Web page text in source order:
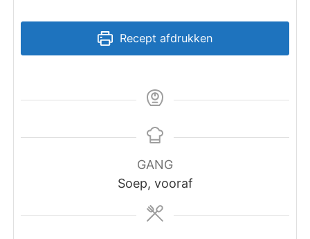
Recept afdrukken
GANG
Soep, vooraf